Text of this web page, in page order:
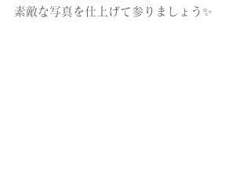
素敵な写真を仕上げて参りましょう✨